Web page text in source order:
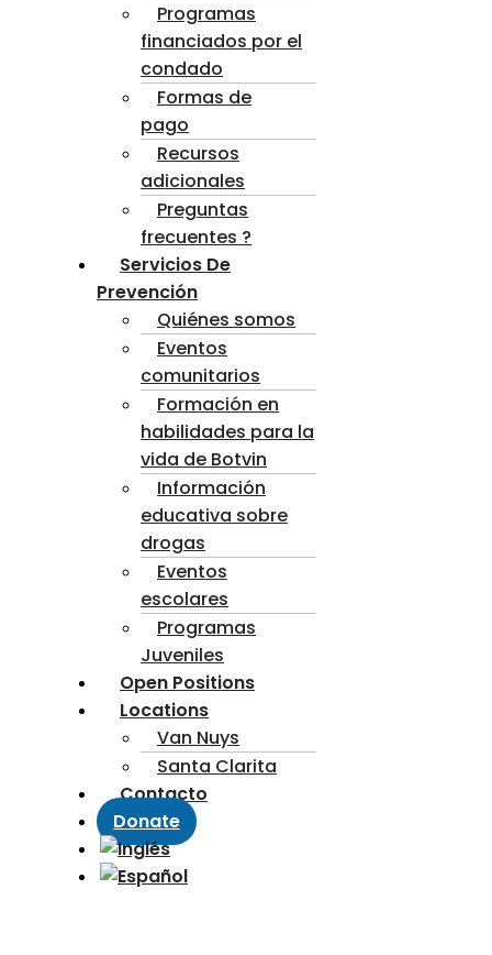
Programas
financiados por el
condado
Formas de
pago
Recursos
adicionales
Preguntas
frecuentes ?
Servicios De
Prevención
Quiénes somos
Eventos
comunitarios
Formación en
habilidades para la
vida de Botvin
Información
educativa sobre
drogas
Eventos
escolares
Programas
Juveniles
Open Positions
Locations
Van Nuys
Santa Clarita
Contacto
Donate